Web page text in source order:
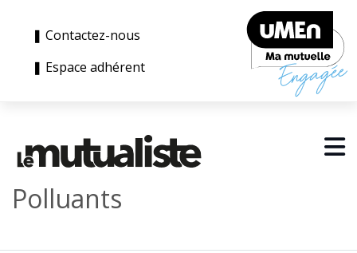
❚ Contactez-nous
❚ Espace adhérent
Polluants